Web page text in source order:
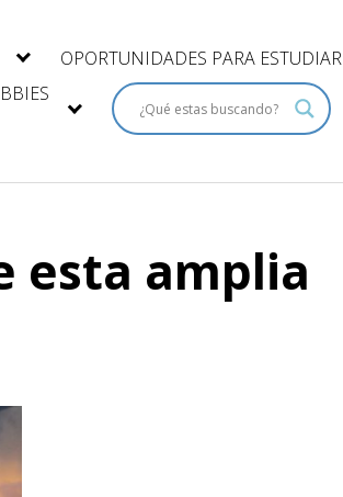
OPORTUNIDADES PARA ESTUDIAR
esta amplia